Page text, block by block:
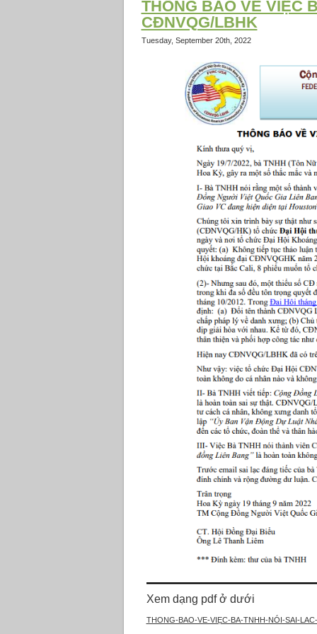
THÔNG BÁO VỀ VIỆC
CĐNVQG/LBHK
Tuesday, September 20th, 2022
Xem dạng pdf ở dưới
THONG-BAO-VE-VIẸC-BA-TNHH-NÓI-SAI-